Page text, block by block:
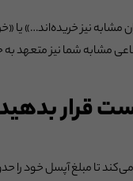
مشابه نیز خریده‌اند…»
مشابه شما نیز متعهد
قرار
تا مبلغ آپسل خود